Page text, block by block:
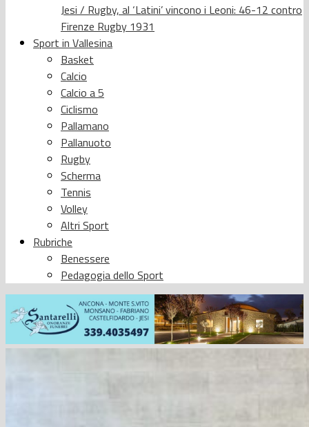
Jesi / Rugby, al ‘Latini’ vincono i Leoni: 46-12 contro
Firenze Rugby 1931
Sport in Vallesina
Basket
Calcio
Calcio a 5
Ciclismo
Pallamano
Pallanuoto
Rugby
Scherma
Tennis
Volley
Altri Sport
Rubriche
Benessere
Pedagogia dello Sport